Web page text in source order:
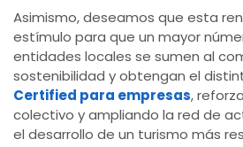
Asimismo, deseamos que esta
estímulo para que un mayor
entidades locales se sumen al
sostenibilidad y obtengan el
Certified para empresas,
colectivo y ampliando la red de
el desarrollo de un turismo más